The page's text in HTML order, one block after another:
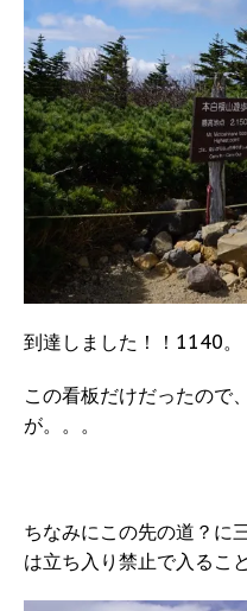
到達しました！！1140。
この看板だけだったので
が。。。
ちなみにこの先の道？に
は立ち入り禁止で入るこ